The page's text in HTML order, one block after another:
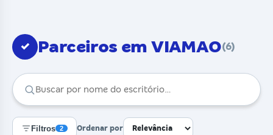
✓ Parceiros em VIAMAO(6)
Filtros 2 Ordenar por